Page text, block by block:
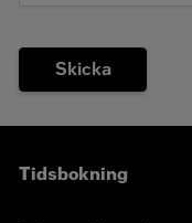
Skicka
Tidsbokning